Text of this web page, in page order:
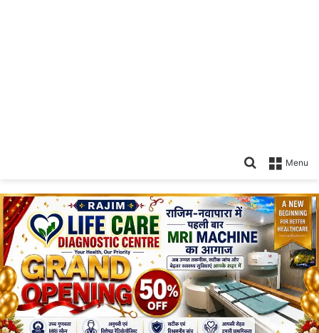
Menu
Search